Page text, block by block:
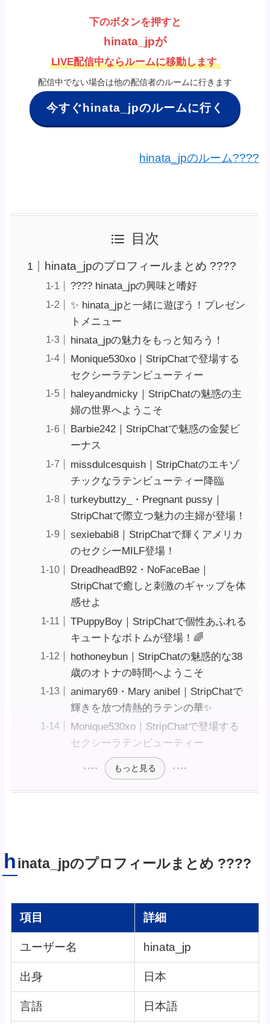
下のボタンを押すと
hinata_jpが
LIVE配信中ならルームに移動します
配信中でない場合は他の配信者のルームに行きます
今すぐhinata_jpのルームに行く
hinata_jpのルーム????
目次
hinata_jpのプロフィールまとめ ????
???? hinata_jpの興味と嗜好
✨ hinata_jpと一緒に遊ぼう！プレゼン
トメニュー
hinata_jpの魅力をもっと知ろう！
Monique530xo｜StripChatで登場する
セクシーラテンビューティー
haleyandmicky｜StripChatの魅惑の主
婦の世界へようこそ
Barbie242｜StripChatで魅惑の金髪ビ
ーナス
missdulcesquish｜StripChatのエキゾ
チックなラテンビューティー降臨
turkeybuttzy_・Pregnant pussy｜
StripChatで際立つ魅力の主婦が登場！
sexiebabi8｜StripChatで輝くアメリカ
のセクシーMILF登場！
DreadheadB92・NoFaceBae｜
StripChatで癒しと刺激のギャップを体
感せよ
TPuppyBoy｜StripChatで個性あふれる
キュートなボトムが登場！🌈
hothoneybun｜StripChatの魅惑的な38
歳のオトナの時間へようこそ ️
animary69・Mary anibel｜StripChatで
輝きを放つ情熱的ラテンの華✨
Monique530xo｜StripChatで登場する
セクシーラテンビューティー
もっと見る
h inata_jpのプロフィールまとめ ????
項目 詳細
ユーザー名 hinata_jp
出身 日本
言語 日本語